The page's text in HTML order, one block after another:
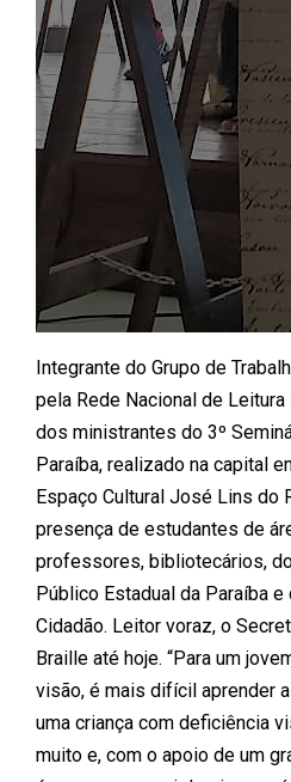
Integrante do Grupo de
pela Rede Nacional de
dos ministrantes do 3º
Paraíba, realizado na capital
Espaço Cultural José Lins do
presença de estudantes de
professores, bibliotecários,
Público Estadual da Paraíba
Cidadão. Leitor voraz, o
Braille até hoje. “Para um
visão, é mais difícil aprender
uma criança com deficiência
muito e, com o apoio de um